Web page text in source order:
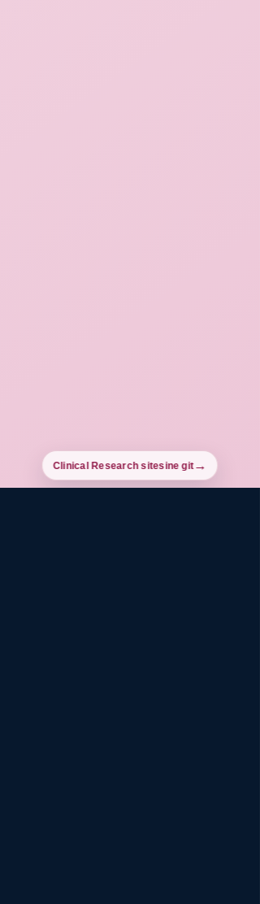
Clinical Research sitesine git